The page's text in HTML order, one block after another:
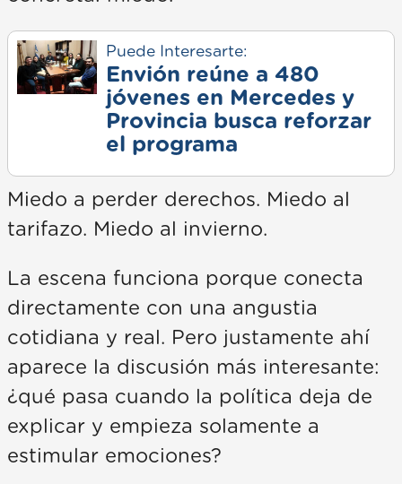
Puede Interesarte:
Envión reúne a 480
jóvenes en Mercedes y
Provincia busca reforzar
el programa
Miedo a perder derechos. Miedo al
tarifazo. Miedo al invierno.
La escena funciona porque conecta
directamente con una angustia
cotidiana y real. Pero justamente ahí
aparece la discusión más interesante:
¿qué pasa cuando la política deja de
explicar y empieza solamente a
estimular emociones?